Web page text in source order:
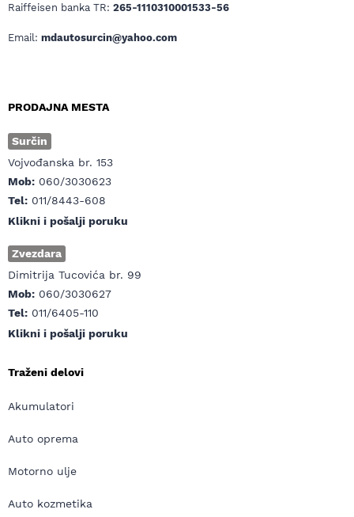
Raiffeisen banka TR: 265-1110310001533-56
Email: mdautosurcin@yahoo.com
PRODAJNA MESTA
Surčin
Vojvođanska br. 153
Mob: 060/3030623
Tel: 011/8443-608
Klikni i pošalji poruku
Zvezdara
Dimitrija Tucovića br. 99
Mob: 060/3030627
Tel: 011/6405-110
Klikni i pošalji poruku
Traženi delovi
Akumulatori
Auto oprema
Motorno ulje
Auto kozmetika